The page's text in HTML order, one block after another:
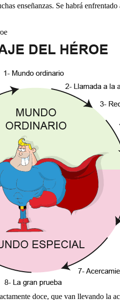
enseñanzas. Se habrá
doce, que van llevando la